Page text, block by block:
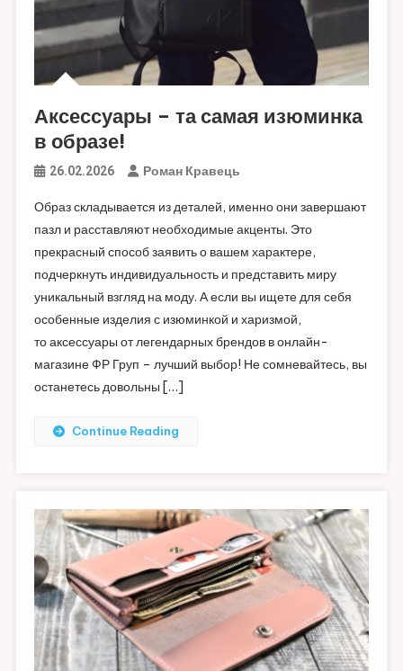
Аксессуары – та самая изюминка
в образе!
26.02.2026 Роман Кравець
Образ складывается из деталей, именно они завершают
пазл и расставляют необходимые акценты. Это
прекрасный способ заявить о вашем характере,
подчеркнуть индивидуальность и представить миру
уникальный взгляд на моду. А если вы ищете для себя
особенные изделия с изюминкой и харизмой,
то аксессуары от легендарных брендов в онлайн-
магазине ФР Груп – лучший выбор! Не сомневайтесь, вы
останетесь довольны […]
Continue Reading